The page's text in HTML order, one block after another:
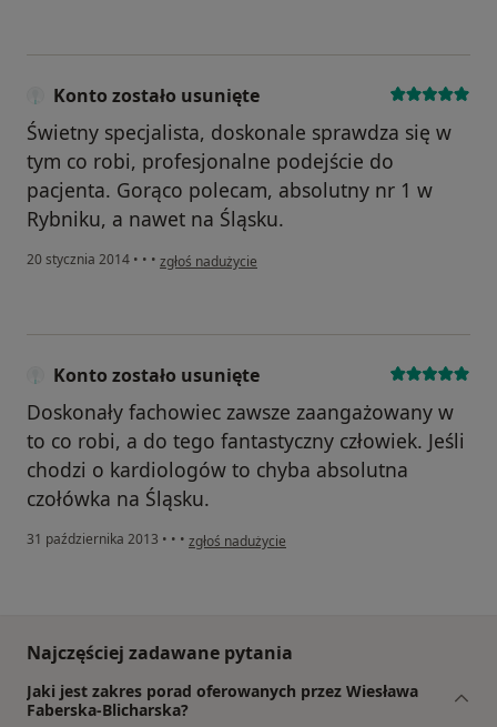
Konto zostało usunięte
Świetny specjalista, doskonale sprawdza się w
tym co robi, profesjonalne podejście do
pacjenta. Gorąco polecam, absolutny nr 1 w
Rybniku, a nawet na Śląsku.
20 stycznia 2014 • • • w opinii użytkownika Konto zostało usunięte
zgłoś nadużycie
Konto zostało usunięte
Doskonały fachowiec zawsze zaangażowany w
to co robi, a do tego fantastyczny człowiek. Jeśli
chodzi o kardiologów to chyba absolutna
czołówka na Śląsku.
31 października 2013 • • • w opinii użytkownika Konto zostało usunięte
zgłoś nadużycie
Najczęściej zadawane pytania
Jaki jest zakres porad oferowanych przez Wiesława
Faberska-Blicharska?